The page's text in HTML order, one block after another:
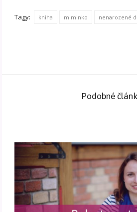
Tagy: kniha miminko nenarozené
Podobné